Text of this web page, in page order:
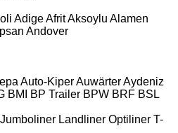
AdigeAfritAksoylu Alamen
Andover
Auto-KiperAuwärterAydeniz
BMI BP Trailer BPW BRF BSL
Jumboliner Landliner Optiliner T-